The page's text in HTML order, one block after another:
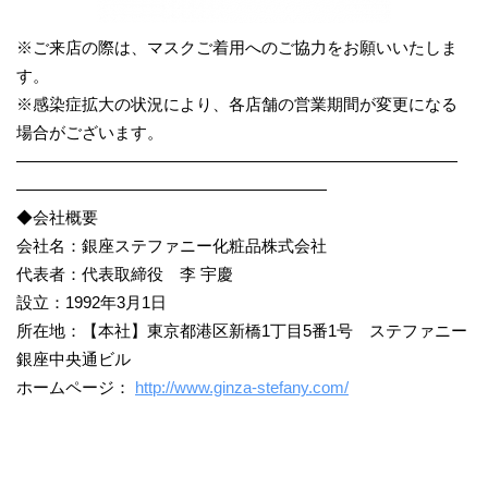
※ご来店の際は、マスクご着用へのご協力をお願いいたしま
す。
※感染症拡大の状況により、各店舗の営業期間が変更になる
場合がございます。
―――――――――――――――――――――――――――
―――――――――――――――――――
◆会社概要
会社名：銀座ステファニー化粧品株式会社
代表者：代表取締役 李 宇慶
設立：1992年3月1日
所在地：【本社】東京都港区新橋1丁目5番1号 ステファニー
銀座中央通ビル
ホームページ： http://www.ginza-stefany.com/